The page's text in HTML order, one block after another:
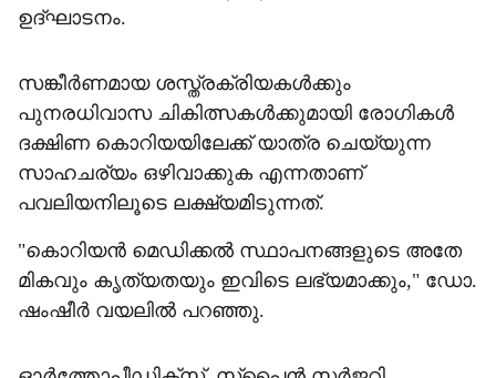
ഉദ്ഘാടനം.
സങ്കീർണമായ ശസ്ത്രക്രിയകൾക്കും
പുനരധിവാസ ചികിത്സകൾക്കുമായി രോഗികൾ
ദക്ഷിണ കൊറിയയിലേക്ക് യാത്ര ചെയ്യുന്ന
സാഹചര്യം ഒഴിവാക്കുക എന്നതാണ്
പവലിയനിലൂടെ ലക്ഷ്യമിടുന്നത്.
"കൊറിയൻ മെഡിക്കൽ സ്ഥാപനങ്ങളുടെ അതേ
മികവും കൃത്യതയും ഇവിടെ ലഭ്യമാക്കും," ഡോ.
ഷംഷീർ വയലിൽ പറഞ്ഞു.